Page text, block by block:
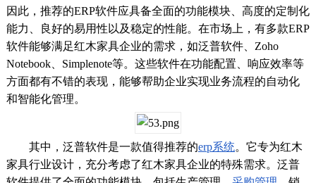
因此，推荐的ERP软件应具备全面的功能模块、高度的定制化
能力、良好的易用性以及稳定的性能。在市场上，有多款ERP
软件能够满足红木家具企业的需求，如泛普软件、Zoho
Notebook、Simplenote等。这些软件在功能配置、响应效率等
方面都有不错的表现，能够帮助企业实现业务流程的自动化
和智能化管理。
其中，泛普软件是一款值得推荐的erp系统。它专为红木
家具行业设计，充分考虑了红木家具企业的特殊需求。泛普